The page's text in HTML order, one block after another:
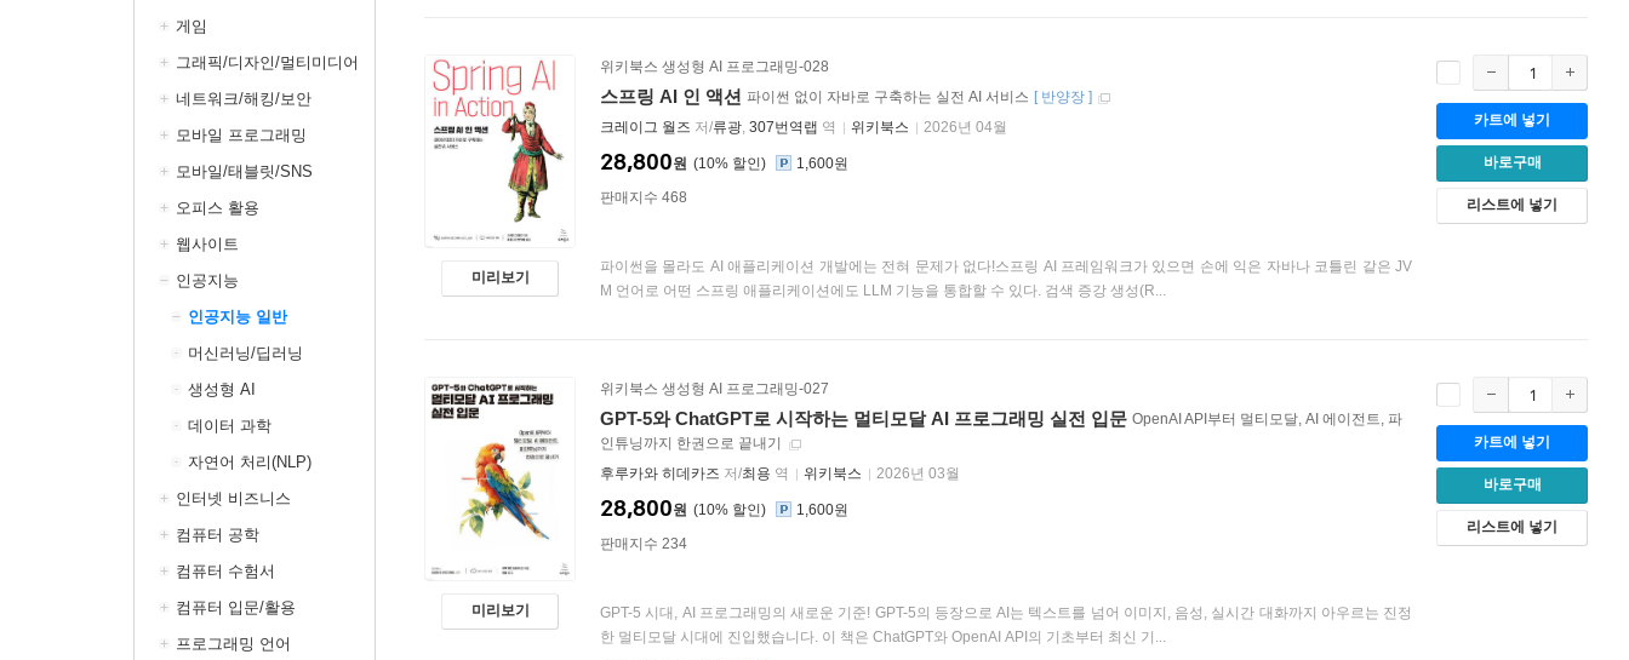
게임
그래픽/디자인/멀티미디어
네트워크/해킹/보안
모바일 프로그래밍
모바일/태블릿/SNS
오피스 활용
웹사이트
인공지능
인공지능 일반
머신러닝/딥러닝
생성형 AI
데이터 과학
자연어 처리(NLP)
인터넷 비즈니스
컴퓨터 공학
컴퓨터 수험서
컴퓨터 입문/활용
프로그래밍 언어
미리보기
위키북스 생성형 AI 프로그래밍-028
스프링 AI 인 액션 파이썬 없이 자바로 구축하는 실전 AI 서비스 [ 반양장 ]
크레이그 월즈 저/류광, 307번역랩 역 위키북스 2026년 04월
10%
28,800원
1,600원
판매지수 468
파이썬을 몰라도 AI 애플리케이션 개발에는 전혀 문제가 없다!스프링 AI 프레임워크가 있으면 손에 익은 자바나 코틀린 같은 JV
M 언어로 어떤 스프링 애플리케이션에도 LLM 기능을 통합할 수 있다. 검색 증강 생성(R...
카트에 넣기
바로구매
리스트에 넣기
미리보기
위키북스 생성형 AI 프로그래밍-027
GPT-5와 ChatGPT로 시작하는 멀티모달 AI 프로그래밍 실전 입문 OpenAI API부터 멀티모달, AI 에이전트, 파
인튜닝까지 한권으로 끝내기
후루카와 히데카즈 저/최용 역 위키북스 2026년 03월
10%
28,800원
1,600원
판매지수 234
GPT-5 시대, AI 프로그래밍의 새로운 기준! GPT-5의 등장으로 AI는 텍스트를 넘어 이미지, 음성, 실시간 대화까지 아우르는 진정
한 멀티모달 시대에 진입했습니다. 이 책은 ChatGPT와 OpenAI API의 기초부터 최신 기...
카트에 넣기
바로구매
리스트에 넣기